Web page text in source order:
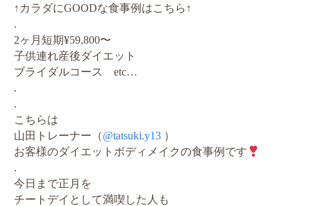
↑カラダにGOODな食事例はこちら↑
.
2ヶ月短期¥59,800〜
子供連れ産後ダイエット
ブライダルコース etc…
.
.
こちらは
山田トレーナー（@tatsuki.y13 ）
お客様のダイエットボディメイクの食事例です
.
今日まで正月を
チートデイとして満喫した人も